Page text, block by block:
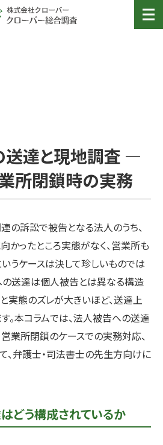
送達と現地調査 ―
所閉鎖時の実務
の訴訟で被告となる法人のうち、
ったところ実態がなく、営業所も
うケースは決して珍しいものでは
の送達は個人被告とは異なる構造
実態のズレが大きいほど、送達上
。本コラムでは、法人被告への送達
業所閉鎖のケースでの実務対応、
、弁護士・司法書士の先生方向けに
どう構成されているか